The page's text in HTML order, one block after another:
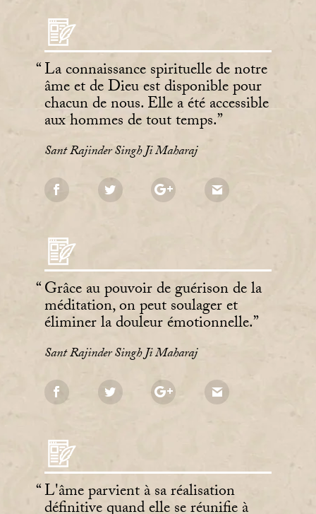
La connaissance spirituelle de notre
âme et de Dieu est disponible pour
chacun de nous. Elle a été accessible
aux hommes de tout temps.
Sant Rajinder Singh Ji Maharaj
Grâce au pouvoir de guérison de la
méditation, on peut soulager et
éliminer la douleur émotionnelle.
Sant Rajinder Singh Ji Maharaj
L'âme parvient à sa réalisation